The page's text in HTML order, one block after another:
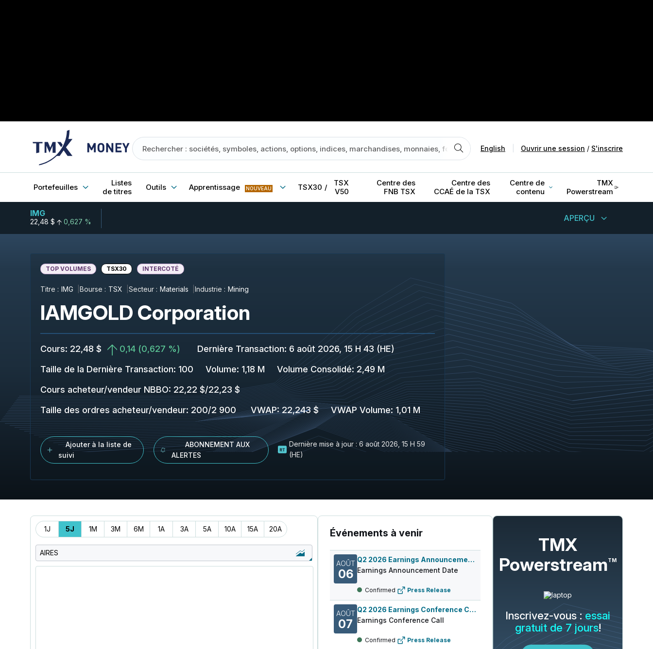
English Ouvrir une session / S'inscrire
Portefeuilles
Listes
de titres
Outils Apprentissage NOUVEAU TSX30 /
TSX
V50
Centre des
FNB TSX
Centre des
CCAÉ de la TSX
Centre de
contenu
TMX
Powerstream
IMG
22,48 $ 0,627 % APERÇU
TOP VOLUMES TSX30 INTERCOTÉ
Titre : IMG Bourse : TSX Secteur : Materials Industrie : Mining
IAMGOLD Corporation
Cours: 22,48 $ 0,14 (0,627 %) Dernière Transaction: 6 août 2026, 15 H 43 (HE)
Taille de la Dernière Transaction: 100 Volume: 1,18 M Volume Consolidé: 2,49 M
Cours acheteur/vendeur NBBO: 22,22 $/22,23 $
Taille des ordres acheteur/vendeur: 200/2 900 VWAP: 22,243 $ VWAP Volume: 1,01 M
Ajouter à la liste de
suivi
ABONNEMENT AUX
ALERTES
Dernière mise à jour : 6 août 2026, 15 H 59
(HE)
Période
1J 5J 1M 3M 6M 1A 3A 5A 10A 15A 20A
AIRES
Événements à venir
AOÛT
06
Q2 2026 Earnings Announcement-After Mkt
Earnings Announcement Date
Confirmed Press Release
AOÛT
07
Q2 2026 Earnings Conference Call
Earnings Conference Call
Confirmed Press Release
TMX
PowerstreamTM
Inscrivez-vous :essai
gratuit de 7 jours!